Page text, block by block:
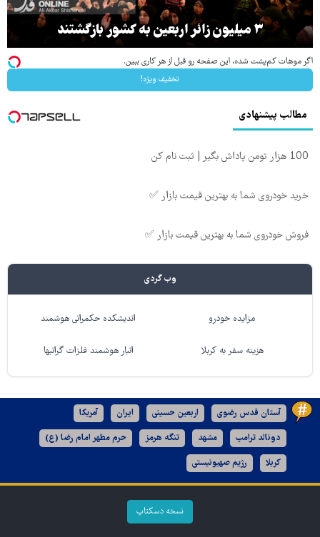
۳ میلیون زائر اربعین به کشور بازگشتند
اگر موهات کم‌پشت شده، این صفحه رو قبل از هر کاری ببین.
تخفیف ویژه!
مطالب پیشنهادی
100 هزار تومن پاداش بگیر | ثبت نام کن
خرید خودروی شما به بهترین قیمت بازار ✅
فروش خودروی شما به بهترین قیمت بازار ✅
وب گردی
مزایده خودرو اندیشکده حکمرانی هوشمند
هزینه سفر به کربلا انبار هوشمند فلزات گرانبها
آستان قدس رضوی اربعین حسینی ایران آمریکا
دونالد ترامپ مشهد تنگه هرمز حرم مطهر امام رضا (ع)
کربلا رژیم صهیونیستی
نسخه دسکتاپ